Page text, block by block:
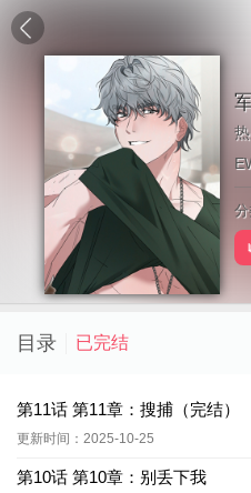
目录 已完结
第11话 第11章：搜捕（完结）
更新时间：2025-10-25
第10话 第10章：别丢下我